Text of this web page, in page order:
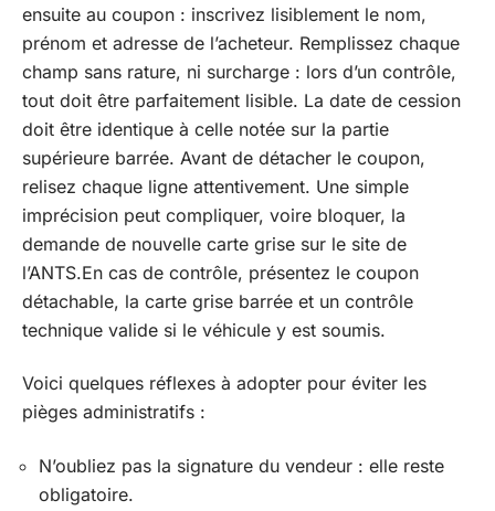
ensuite au coupon : inscrivez lisiblement le nom,
prénom et adresse de l’acheteur. Remplissez chaque
champ sans rature, ni surcharge : lors d’un contrôle,
tout doit être parfaitement lisible. La date de cession
doit être identique à celle notée sur la partie
supérieure barrée. Avant de détacher le coupon,
relisez chaque ligne attentivement. Une simple
imprécision peut compliquer, voire bloquer, la
demande de nouvelle carte grise sur le site de
l’ANTS.En cas de contrôle, présentez le coupon
détachable, la carte grise barrée et un contrôle
technique valide si le véhicule y est soumis.
Voici quelques réflexes à adopter pour éviter les
pièges administratifs :
N’oubliez pas la signature du vendeur : elle reste
obligatoire.